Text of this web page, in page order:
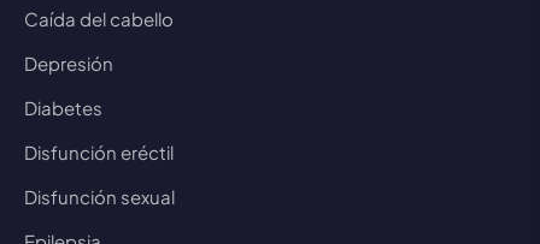
Caída del cabello
Depresión
Diabetes
Disfunción eréctil
Disfunción sexual